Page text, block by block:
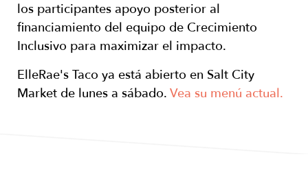
los participantes apoyo posterior al
financiamiento del equipo de Crecimiento
Inclusivo para maximizar el impacto.
ElleRae's Taco ya está abierto en Salt City
Market de lunes a sábado. Vea su menú actual.